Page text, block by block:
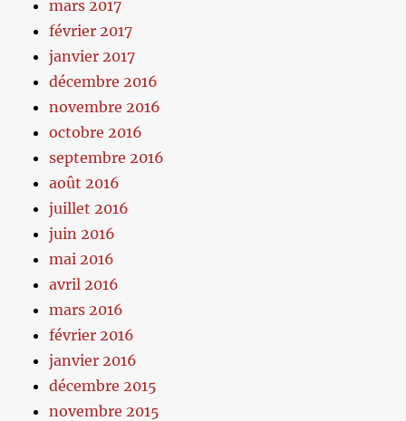
mars 2017
février 2017
janvier 2017
décembre 2016
novembre 2016
octobre 2016
septembre 2016
août 2016
juillet 2016
juin 2016
mai 2016
avril 2016
mars 2016
février 2016
janvier 2016
décembre 2015
novembre 2015